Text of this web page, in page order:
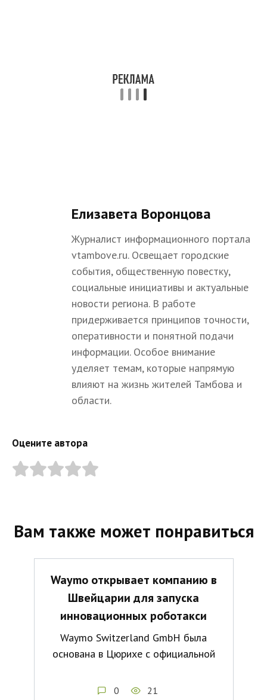
Елизавета Воронцова
Журналист информационного портала
vtambove.ru. Освещает городские
события, общественную повестку,
социальные инициативы и актуальные
новости региона. В работе
придерживается принципов точности,
оперативности и понятной подачи
информации. Особое внимание
уделяет темам, которые напрямую
влияют на жизнь жителей Тамбова и
области.
Оцените автора
Вам также может понравиться
Waymo открывает компанию в
Швейцарии для запуска
инновационных роботакси
Waymo Switzerland GmbH была
основана в Цюрихе с официальной
0 21